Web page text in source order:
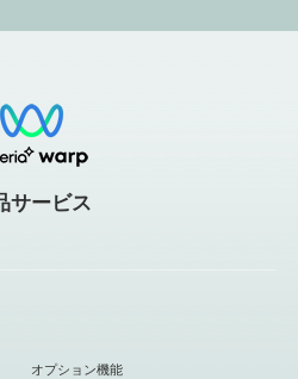
サービス
オプション機能